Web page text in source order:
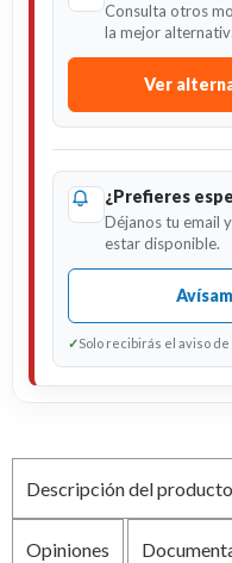
Consulta otros
la mejor
Ver
¿Prefieres
Déjanos tu email
estar disponible.
✓Solo recibirás el aviso
Descripción del producto
Opiniones